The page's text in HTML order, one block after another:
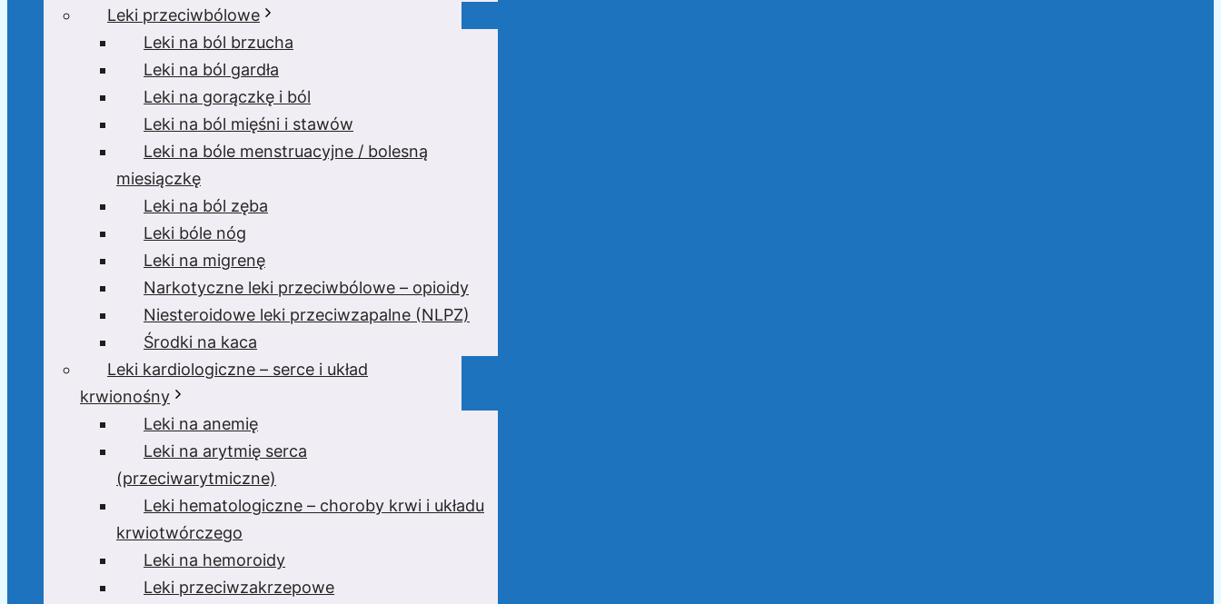
Leki przeciwbólowe
Leki na ból brzucha
Leki na ból gardła
Leki na gorączkę i ból
Leki na ból mięśni i stawów
Leki na bóle menstruacyjne / bolesną
miesiączkę
Leki na ból zęba
Leki bóle nóg
Leki na migrenę
Narkotyczne leki przeciwbólowe – opioidy
Niesteroidowe leki przeciwzapalne (NLPZ)
Środki na kaca
Leki kardiologiczne – serce i układ
krwionośny
Leki na anemię
Leki na arytmię serca
(przeciwarytmiczne)
Leki hematologiczne – choroby krwi i układu
krwiotwórczego
Leki na hemoroidy
Leki przeciwzakrzepowe